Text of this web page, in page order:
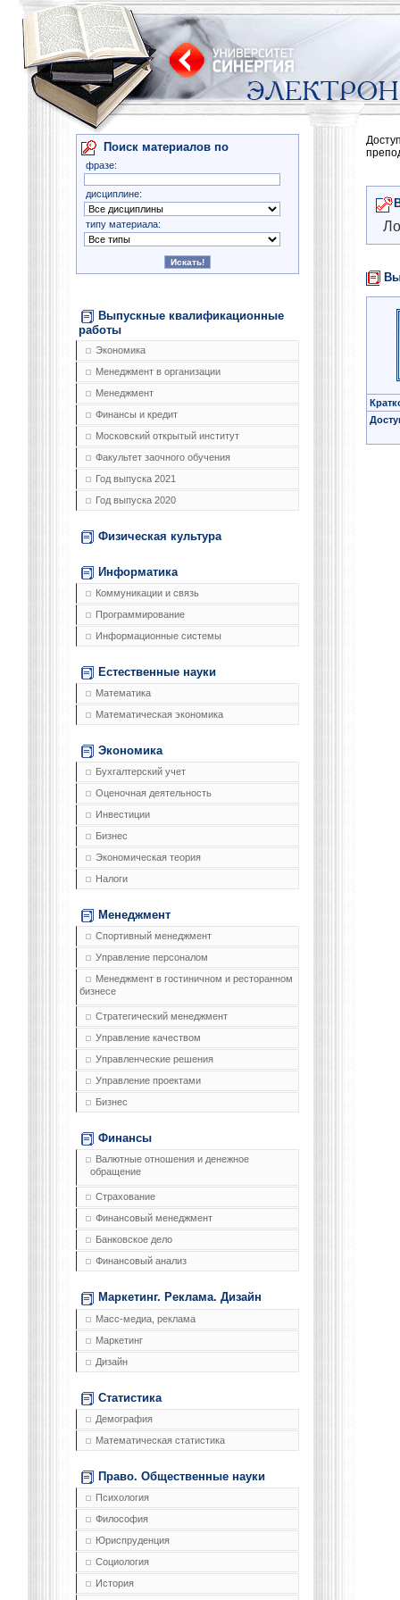
Поиск материалов по
фразе:
дисциплине:
типу материала:
Выпускные квалификационные
работы
Экономика
Менеджмент в организации
Менеджмент
Финансы и кредит
Московский открытый институт
Факультет заочного обучения
Год выпуска 2021
Год выпуска 2020
Физическая культура
Информатика
Коммуникации и связь
Программирование
Информационные системы
Естественные науки
Математика
Математическая экономика
Экономика
Бухгалтерский учет
Оценочная деятельность
Инвестиции
Бизнес
Экономическая теория
Налоги
Менеджмент
Спортивный менеджмент
Управление персоналом
Менеджмент в гостиничном и ресторанном
бизнесе
Стратегический менеджмент
Управление качеством
Управленческие решения
Управление проектами
Бизнес
Финансы
Валютные отношения и денежное
обращение
Страхование
Финансовый менеджмент
Банковское дело
Финансовый анализ
Маркетинг. Реклама. Дизайн
Масс-медиа, реклама
Маркетинг
Дизайн
Статистика
Демография
Математическая статистика
Право. Общественные науки
Психология
Философия
Юриспруденция
Социология
История